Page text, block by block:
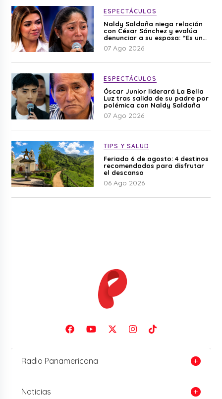
ESPECTÁCULOS
Naldy Saldaña niega relación
con César Sánchez y evalúa
denunciar a su esposa: “Es una
difamación”
07 Ago 2026
ESPECTÁCULOS
Óscar Junior liderará La Bella
Luz tras salida de su padre por
polémica con Naldy Saldaña
07 Ago 2026
TIPS Y SALUD
Feriado 6 de agosto: 4 destinos
recomendados para disfrutar
el descanso
06 Ago 2026
Radio Panamericana
Noticias